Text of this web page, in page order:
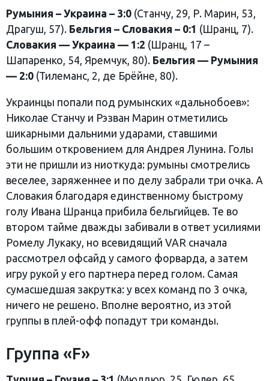
Румыния – Украина – 3:0 (Станчу, 29, Р. Марин, 53,
Драгуш, 57). Бельгия – Словакия – 0:1 (Шранц, 7).
Словакия — Украина — 1:2 (Шранц, 17 –
Шапаренко, 54, Яремчук, 80). Бельгия — Румыния
— 2:0 (Тилеманс, 2, де Брёйне, 80).
Украинцы попали под румынских «дальнобоев»:
Николае Станчу и Рэзван Марин отметились
шикарными дальними ударами, ставшими
большим откровением для Андрея Лунина. Голы
эти не пришли из ниоткуда: румыны смотрелись
веселее, заряженнее и по делу забрали три очка. А
Словакия благодаря единственному быстрому
голу Ивана Шранца прибила бельгийцев. Те во
втором тайме дважды забивали в ответ усилиями
Ромелу Лукаку, но всевидящий VAR сначала
рассмотрел офсайд у самого форварда, а затем
игру рукой у его партнера перед голом. Самая
сумасшедшая закрутка: у всех команд по 3 очка,
ничего не решено. Вполне вероятно, из этой
группы в плей-офф попадут три команды.
Группа «F»